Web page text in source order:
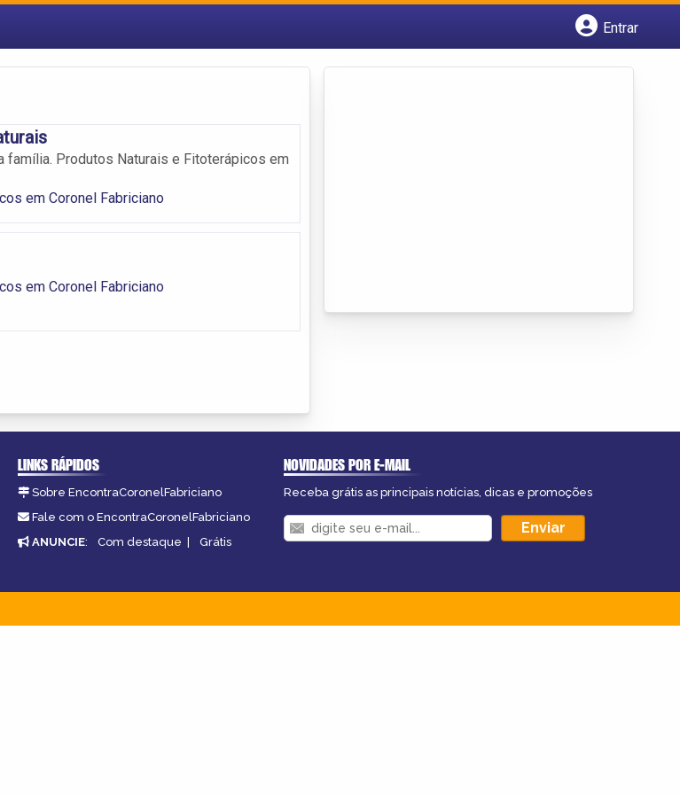
Entrar
família. Produtos Naturais e Fitoterápicos em
em Coronel Fabriciano
em Coronel Fabriciano
LINKS RÁPIDOS
Sobre EncontraCoronelFabriciano
Fale com o EncontraCoronelFabriciano
ANUNCIE: Com destaque | Grátis
NOVIDADES POR E-MAIL
Receba grátis as principais notícias, dicas e promoções